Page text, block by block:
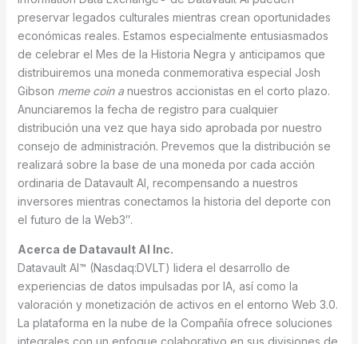
preservar legados culturales mientras crean oportunidades
económicas reales. Estamos especialmente entusiasmados
de celebrar el Mes de la Historia Negra y anticipamos que
distribuiremos una moneda conmemorativa especial Josh
Gibson meme coin anuestros accionistas en el corto plazo.
Anunciaremos la fecha de registro para cualquier
distribución una vez que haya sido aprobada por nuestro
consejo de administración. Prevemos que la distribución se
realizará sobre la base de una moneda por cada acción
ordinaria de Datavault AI, recompensando a nuestros
inversores mientras conectamos la historia del deporte con
el futuro de la Web3″.
Acerca de Datavault AI Inc.
Datavault AI™ (Nasdaq:DVLT) lidera el desarrollo de
experiencias de datos impulsadas por IA, así como la
valoración y monetización de activos en el entorno Web 3.0.
La plataforma en la nube de la Compañía ofrece soluciones